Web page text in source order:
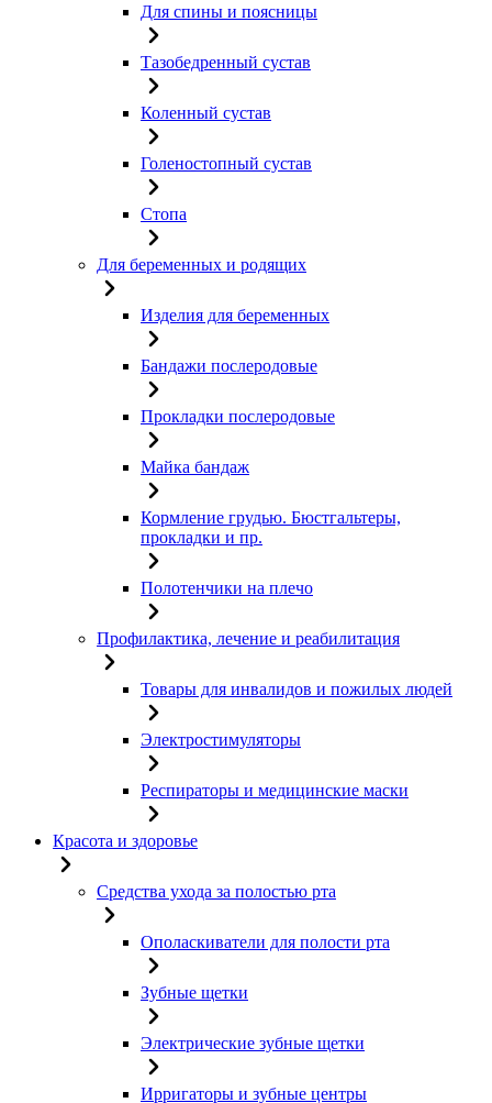
Для спины и поясницы
Тазобедренный сустав
Коленный сустав
Голеностопный сустав
Стопа
Для беременных и родящих
Изделия для беременных
Бандажи послеродовые
Прокладки послеродовые
Майка бандаж
Кормление грудью. Бюстгальтеры,
прокладки и пр.
Полотенчики на плечо
Профилактика, лечение и реабилитация
Товары для инвалидов и пожилых людей
Электростимуляторы
Респираторы и медицинские маски
Красота и здоровье
Средства ухода за полостью рта
Ополаскиватели для полости рта
Зубные щетки
Электрические зубные щетки
Ирригаторы и зубные центры